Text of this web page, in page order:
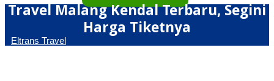
Travel Malang Kendal Terbaru, Segini
Harga Tiketnya
Eltrans Travel